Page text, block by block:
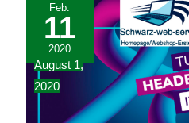
Feb.
11
2020
August 1,
2020